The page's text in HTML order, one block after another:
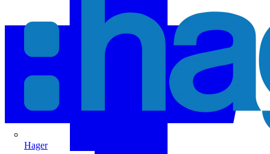
Hager